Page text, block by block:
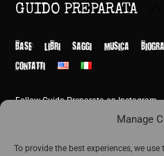
Manage
To provide the best experiences, we
GUIDO PREPARATA
BASE LIBRI SAGGI MUSICA
CONTATTI
Follow Guido Preparata on Instagram